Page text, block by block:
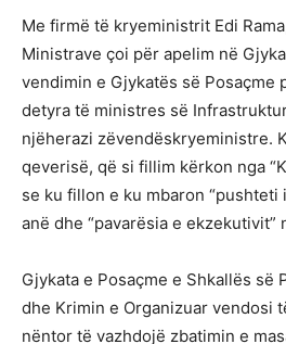
Me firmë të kryeministrit Edi
Ministrave çoi për apelim në
vendimin e Gjykatës së Posaçme
detyra të ministres së
njëherazi zëvendëskryeministre.
qeverisë, që si fillim kërkon nga
se ku fillon e ku mbaron “pushteti
anë dhe “pavarësia e ekzekutivit”
Gjykata e Posaçme e Shkallës së
dhe Krimin e Organizuar vendosi
nëntor të vazhdojë zbatimin e